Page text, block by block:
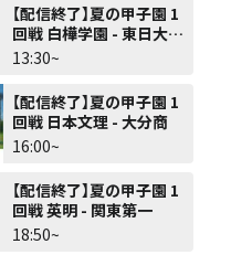
【配信終了】夏の甲子園 1
回戦 白樺学園 - 東日大昌
平
13:30~
【配信終了】夏の甲子園 1
回戦 日本文理 - 大分商
16:00~
【配信終了】夏の甲子園 1
回戦 英明 - 関東第一
18:50~